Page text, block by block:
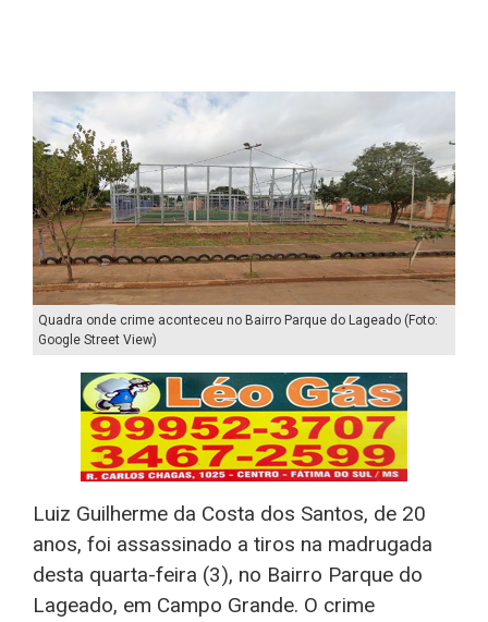
Quadra onde crime aconteceu no Bairro Parque do Lageado (Foto:
Google Street View)
Luiz Guilherme da Costa dos Santos, de 20
anos, foi assassinado a tiros na madrugada
desta quarta-feira (3), no Bairro Parque do
Lageado, em Campo Grande. O crime